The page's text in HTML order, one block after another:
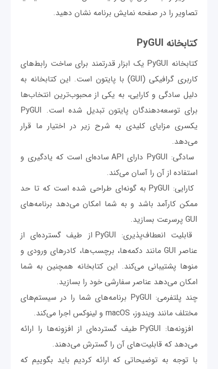
تصاویر را در صفحه نمایش برنامه نشان دهید.
کتابخانه PyGUI
کتابخانه PyGUI یک ابزار قدرتمند برای ساخت رابط‌های
کاربری گرافیکی (GUI) با پایتون است. این کتابخانه به
دلیل سادگی و کارایی، به یکی از محبوب‌ترین انتخاب‌ها
برای توسعه‌دهندگان پایتون تبدیل شده است. PyGUI
یکسری مزایای کلیدی به شرح زیر در اختیار ما قرار
می‌دهد.
سادگی: PyGUI دارای API ساده‌ای است که یادگیری و
استفاده از آن را آسان می‌کند.
کارایی: PyGUI به گونه‌ای طراحی شده است که تا حد
ممکن کارآمد باشد و به شما امکان می‌دهد برنامه‌های
GUI پرسرعت بسازید.
قابلیت انعطاف‌پذیری: PyGUI از طیف گسترده‌ای از
عناصر GUI مانند دکمه‌ها، برچسب‌ها، کادرهای ورودی و
منوها پشتیبانی می‌کند. این کتابخانه همچنین به شما
امکان می‌دهد عناصر سفارشی خود را بسازید.
چند پلتفرمی: PyGUI برنامه‌های شما را در سیستم‌های
مختلف مانند ویندوز، macOS و لینوکس اجرا می‌کند.
افزونه‌ها: PyGUI طیف گسترده‌ای از افزونه‌ها را ارائه
می‌دهد که قابلیت‌های آن را گسترش می‌دهند.
با توجه به توضیحاتی که ارائه کردیم باید بگوییم که